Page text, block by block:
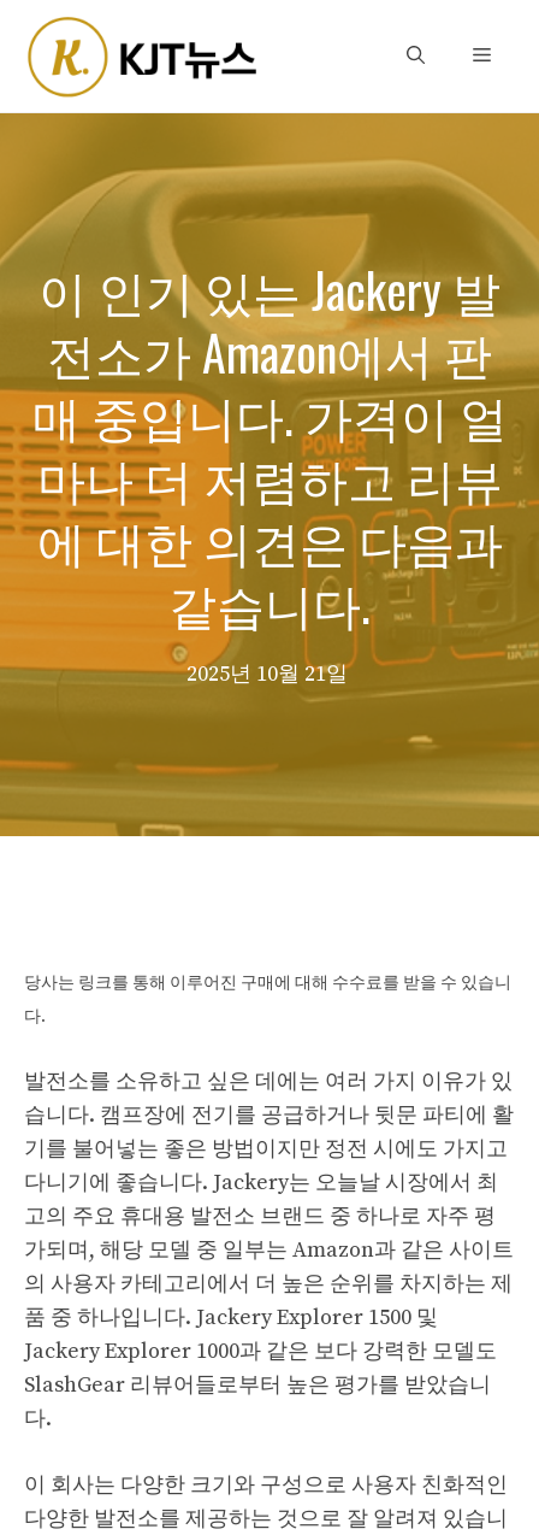
content
Menu
이 인기 있는 Jackery 발
전소가 Amazon에서 판
매 중입니다. 가격이 얼
마나 더 저렴하고 리뷰
에 대한 의견은 다음과
같습니다.
2025년 10월 21일
당사는 링크를 통해 이루어진 구매에 대해 수수료를 받을 수 있습니
다.
발전소를 소유하고 싶은 데에는 여러 가지 이유가 있
습니다. 캠프장에 전기를 공급하거나 뒷문 파티에 활
기를 불어넣는 좋은 방법이지만 정전 시에도 가지고
다니기에 좋습니다. Jackery는 오늘날 시장에서 최
고의 주요 휴대용 발전소 브랜드 중 하나로 자주 평
가되며, 해당 모델 중 일부는 Amazon과 같은 사이트
의 사용자 카테고리에서 더 높은 순위를 차지하는 제
품 중 하나입니다. Jackery Explorer 1500 및
Jackery Explorer 1000과 같은 보다 강력한 모델도
SlashGear 리뷰어들로부터 높은 평가를 받았습니
다.
이 회사는 다양한 크기와 구성으로 사용자 친화적인
다양한 발전소를 제공하는 것으로 잘 알려져 있습니